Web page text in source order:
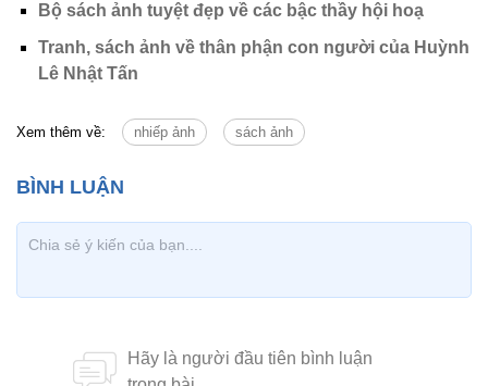
Bộ sách ảnh tuyệt đẹp về các bậc thầy hội hoạ
Tranh, sách ảnh về thân phận con người của Huỳnh
Lê Nhật Tấn
Xem thêm về: nhiếp ảnh sách ảnh